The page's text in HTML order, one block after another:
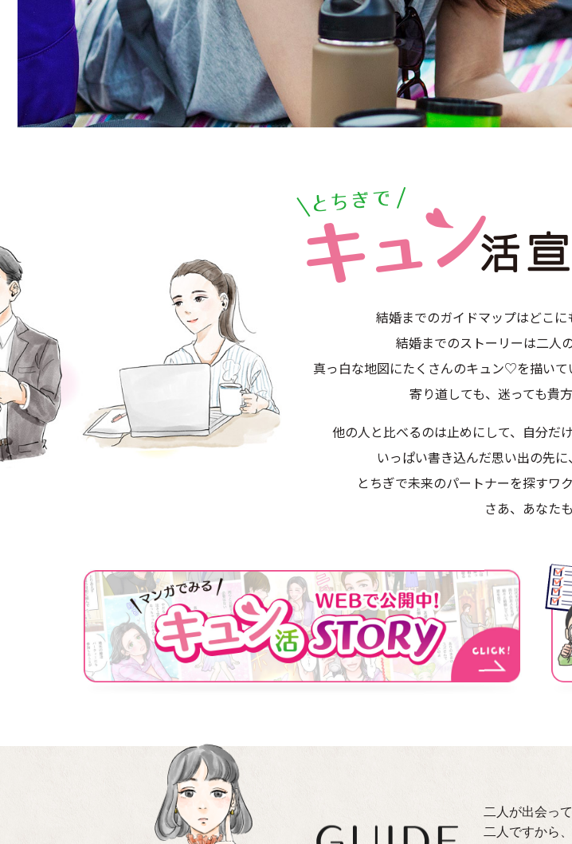
◯センターへのアクセス
結婚までのガイドマップはどこに
結婚までのストーリーは二人
真っ白な地図にたくさんのキュン♡を描いて
寄り道しても、迷っても貴
他の人と比べるのは止めにして、自分だ
いっぱい書き込んだ思い出の先に
とちぎで未来のパートナーを探すワ
さあ、あなた
二人が出会っ
二人ですから